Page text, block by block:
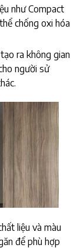
như Compact
chống oxi hóa
ra không gian
người sử
liệu và màu
để phù hợp